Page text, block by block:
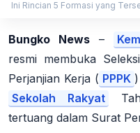
Ini Rincian 5 Formasi yang
Bungko News –
resmi membuka
Perjanjian Kerja ( PPPK
Sekolah Rakyat
tertuang dalam Surat